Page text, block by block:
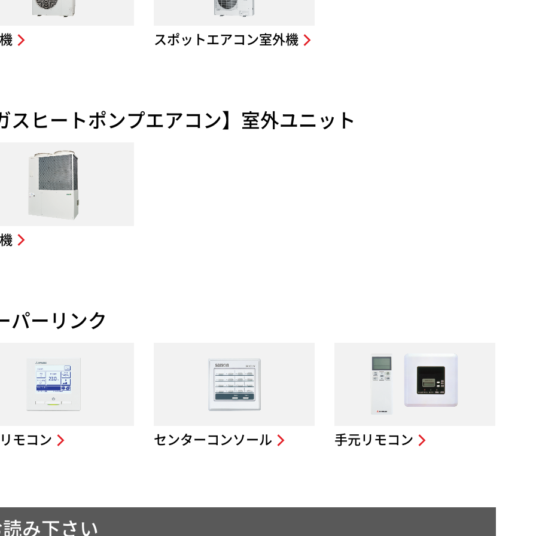
スポットエアコン室外機
スヒートポンプエアコン】室外ユニット
パーリンク
モコン センターコンソール 手元リモコン
み下さい